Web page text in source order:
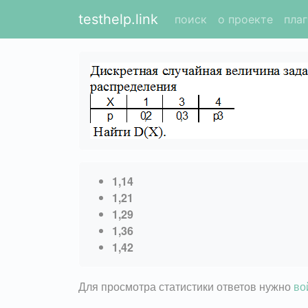
testhelp.link поиск о проекте
1,14
1,21
1,29
1,36
1,42
Для просмотра статистики ответов нужно